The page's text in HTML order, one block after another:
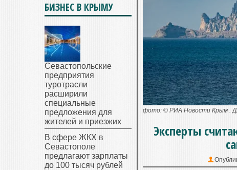
фото: © РИА Новости Крым .
Эксперты
БИЗНЕС В КРЫМУ
Севастопольские
предприятия
туротрасли
расширили
специальные
предложения для
жителей и приезжих
В сфере ЖКХ в
Севастополе
предлагают зарплаты
до 100 тысяч рублей